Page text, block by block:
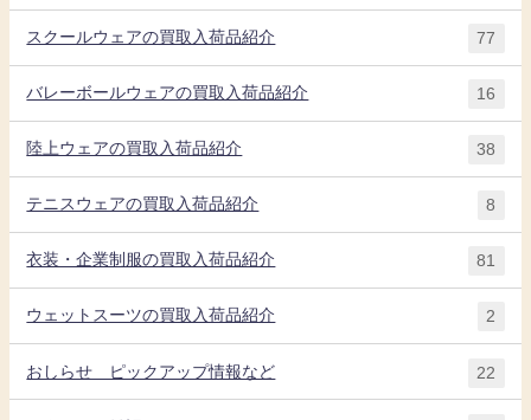
スクールウェアの買取入荷品紹介 77
バレーボールウェアの買取入荷品紹介 16
陸上ウェアの買取入荷品紹介 38
テニスウェアの買取入荷品紹介 8
衣装・企業制服の買取入荷品紹介 81
ウェットスーツの買取入荷品紹介 2
おしらせ ピックアップ情報など 22